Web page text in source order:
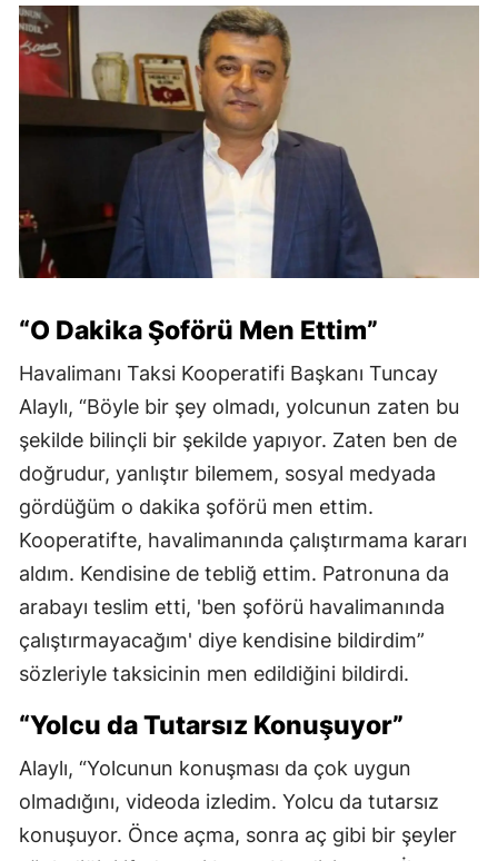
“O Dakika Şoförü Men Ettim”
Havalimanı Taksi Kooperatifi Başkanı Tuncay
Alaylı, “Böyle bir şey olmadı, yolcunun zaten bu
şekilde bilinçli bir şekilde yapıyor. Zaten ben de
doğrudur, yanlıştır bilemem, sosyal medyada
gördüğüm o dakika şoförü men ettim.
Kooperatifte, havalimanında çalıştırmama kararı
aldım. Kendisine de tebliğ ettim. Patronuna da
arabayı teslim etti, 'ben şoförü havalimanında
çalıştırmayacağım' diye kendisine bildirdim”
sözleriyle taksicinin men edildiğini bildirdi.
“Yolcu da Tutarsız Konuşuyor”
Alaylı, “Yolcunun konuşması da çok uygun
olmadığını, videoda izledim. Yolcu da tutarsız
konuşuyor. Önce açma, sonra aç gibi bir şeyler